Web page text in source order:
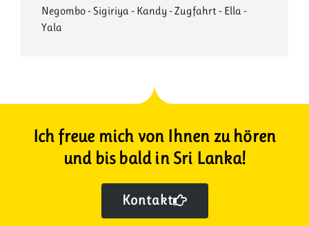
Negombo - Sigiriya - Kandy - Zugfahrt - Ella -
Yala
Ich freue mich von Ihnen zu hören
und bis bald in Sri Lanka!
Kontakt